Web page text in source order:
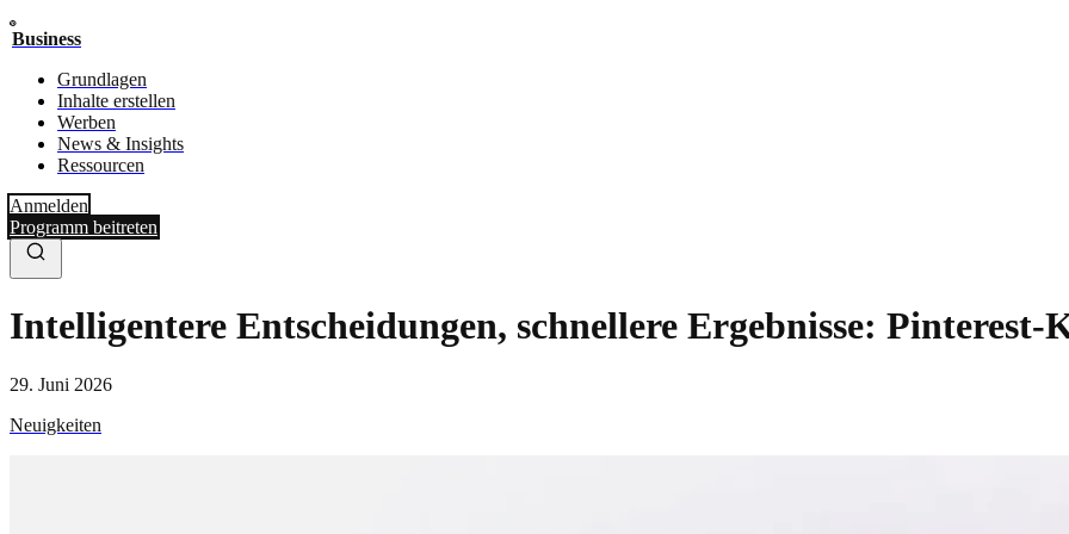
Business
Grundlagen
Inhalte erstellen
Werben
News & Insights
Ressourcen
Anmelden
Programm beitreten
Intelligentere Entscheidungen, schnellere Ergebnisse: Pinterest-
29. Juni 2026
Neuigkeiten